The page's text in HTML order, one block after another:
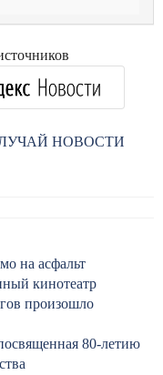
НОВОСТИ
на асфальт
кинотеатр
произошло
80-летию